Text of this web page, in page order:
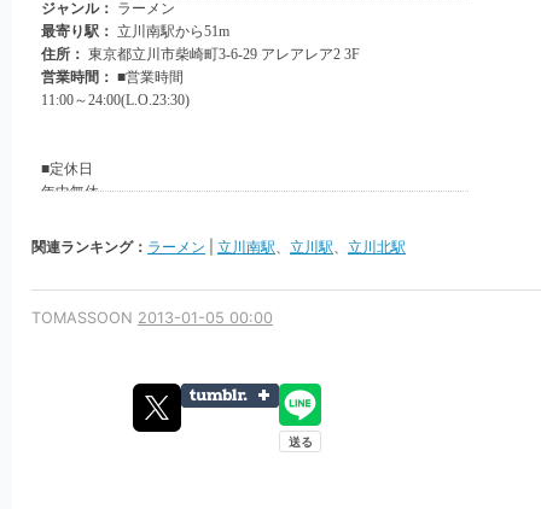
関連ランキング： ラーメン 立川南駅 立川駅 立川北駅
TOMASSOON 2013-01-05 00:00